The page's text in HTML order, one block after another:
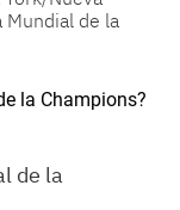
Mundial de la
de la